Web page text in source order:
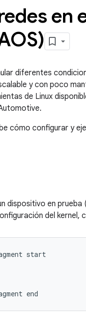
en
diferentes
y con poco
de Linux
cómo configurar y
dispositivo en prueba
del kernel,
start